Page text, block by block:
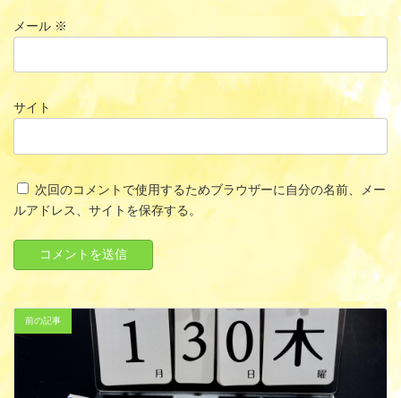
メール ※
サイト
次回のコメントで使用するためブラウザーに自分の名前、メー
ルアドレス、サイトを保存する。
前の記事